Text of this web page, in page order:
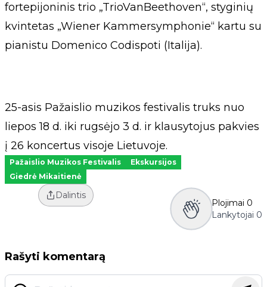
fortepijoninis trio „TrioVanBeethoven“, styginių
kvintetas „Wiener Kammersymphonie“ kartu su
pianistu Domenico Codispoti (Italija).
25-asis Pažaislio muzikos festivalis truks nuo
liepos 18 d. iki rugsėjo 3 d. ir klausytojus pakvies
į 26 koncertus visoje Lietuvoje.
Pažaislio Muzikos Festivalis
Ekskursijos
Giedrė Mikaitienė
Dalintis
Plojimai 0
Lankytojai 0
Rašyti komentarą